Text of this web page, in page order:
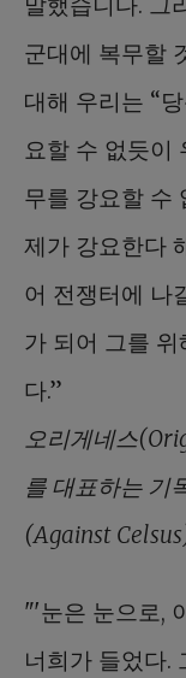
군대에 복무할
대해 우리는 “
요할 수 없듯이
무를 강요할 수
제가 강요한다
어 전쟁터에 나
가 되어 그를
다.”
오리게네스
를 대표하는 기
(Against
"'눈은 눈으로,
너희가 들었다.